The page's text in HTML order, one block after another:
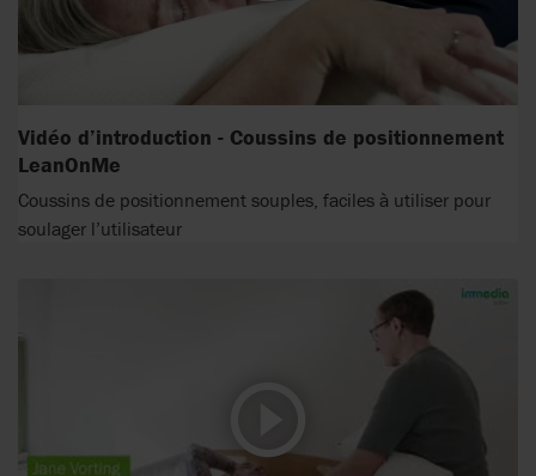
Vidéo d’introduction - Coussins de positionnement
LeanOnMe
Coussins de positionnement souples, faciles à utiliser pour
soulager l’utilisateur